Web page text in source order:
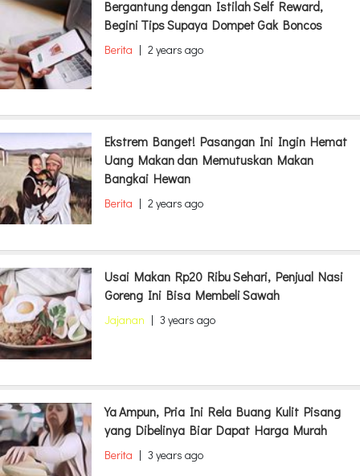
Bergantung dengan Istilah Self Reward,
Begini Tips Supaya Dompet Gak Boncos
Berita | 2 years ago
Ekstrem Banget! Pasangan Ini Ingin Hemat
Uang Makan dan Memutuskan Makan
Bangkai Hewan
Berita | 2 years ago
Usai Makan Rp20 Ribu Sehari, Penjual Nasi
Goreng Ini Bisa Membeli Sawah
Jajanan | 3 years ago
Ya Ampun, Pria Ini Rela Buang Kulit Pisang
yang Dibelinya Biar Dapat Harga Murah
Berita | 3 years ago